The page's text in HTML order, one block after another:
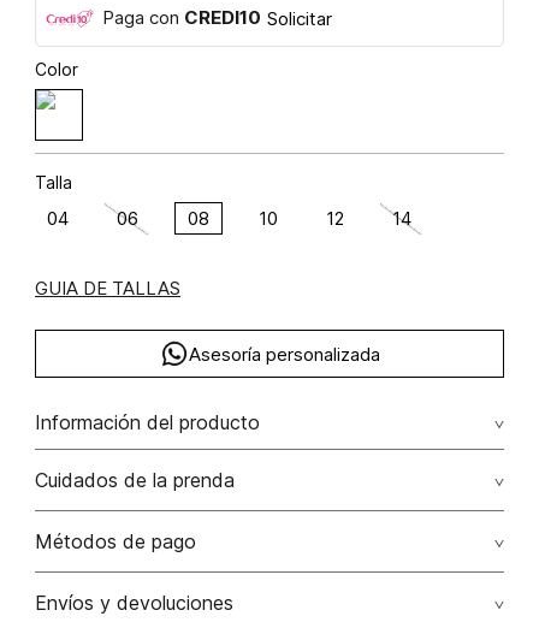
Paga con CREDI10 Solicitar
Color
Talla
04 06 08 10 12 14
GUIA DE TALLAS
Asesoría personalizada
Información del producto
Algodón 100% 100.00% algodón/cotton
Cuidados de la prenda
Lavar con colores similares. no secar en máquina. los
Métodos de pago
Tarjetas de crédito: Visa, Dinners, Master Card y American
Envíos y devoluciones